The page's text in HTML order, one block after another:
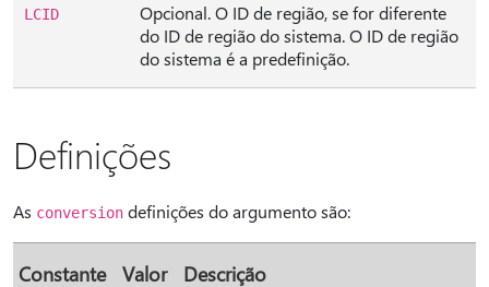
LCID
Opcional. O ID de região, se for diferente
do ID de região do sistema. O ID de região
do sistema é a predefinição.
Definições
As conversion definições do argumento são:
Constante Valor Descrição